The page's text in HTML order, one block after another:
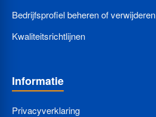
Bedrijfsprofiel beheren of verwijderen
Kwaliteitsrichtlijnen
Informatie
Privacyverklaring